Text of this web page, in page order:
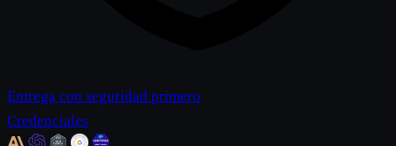
Entrega con seguridad primero
Credenciales